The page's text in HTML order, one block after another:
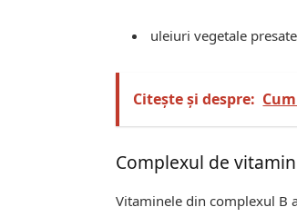
uleiuri vegetale
Citește și despre:
Complexul de
Vitaminele din complexul B